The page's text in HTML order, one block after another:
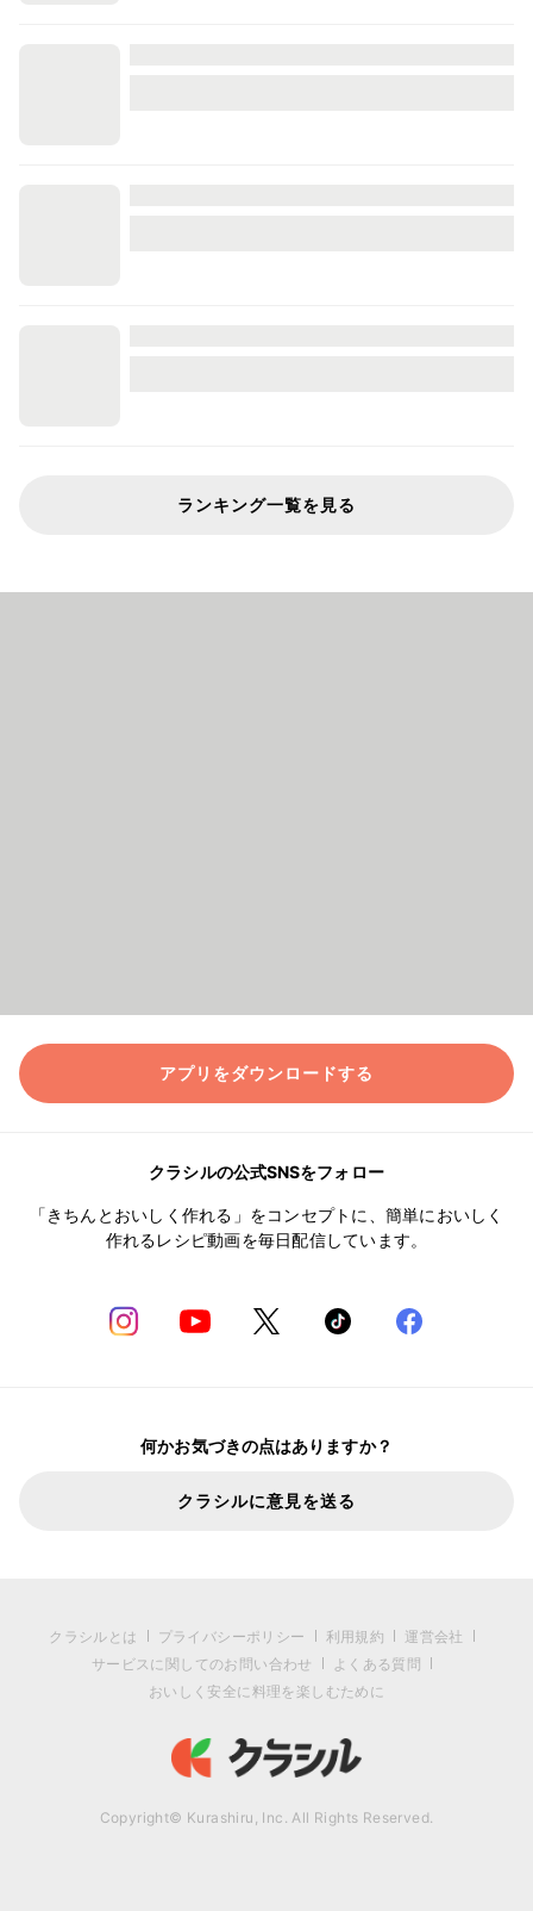
ランキング一覧を見る
アプリをダウンロードする
クラシルの公式SNSをフォロー
「きちんとおいしく作れる」をコンセプトに、簡単においしく
作れるレシピ動画を毎日配信しています。
何かお気づきの点はありますか？
クラシルに意見を送る
クラシルとは プライバシーポリシー 利用規約
運営会社
サービスに関してのお問い合わせ
よくある質問
おいしく安全に料理を楽しむために
Copyright© Kurashiru, Inc. All Rights Reserved.